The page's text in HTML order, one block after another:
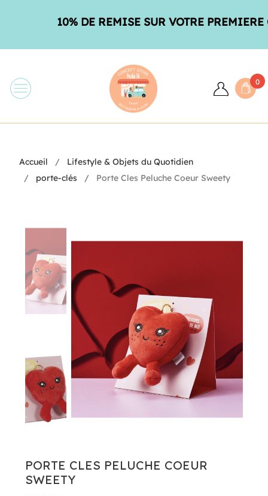
10% DE REMISE SUR VOTRE PREMIERE
0
Accueil
Lifestyle & Objets du Quotidien
porte-clés
Porte Cles Peluche Coeur Sweety
PORTE CLES PELUCHE COEUR
SWEETY